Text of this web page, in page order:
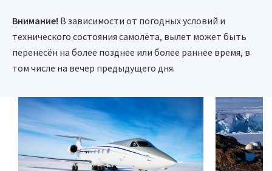
Внимание! В зависимости от погодных условий и
технического состояния самолёта, вылет может быть
перенесён на более позднее или более раннее время, в
том числе на вечер предыдущего дня.